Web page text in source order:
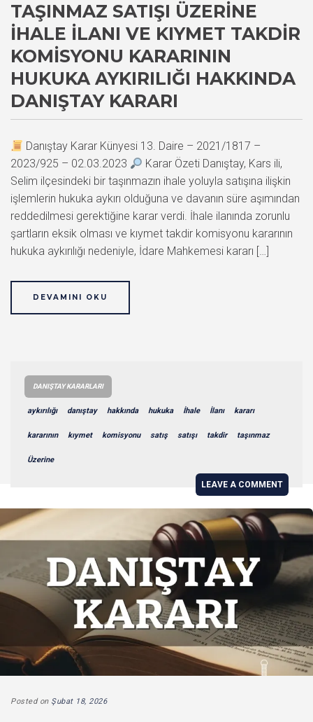
TAŞINMAZ SATIŞI ÜZERINE
İHALE İLANI VE KIYMET TAKDIR
KOMISYONU KARARININ
HUKUKA AYKIRILIĞI HAKKINDA
DANIŞTAY KARARI
Danıştay Karar Künyesi 13. Daire – 2021/1817 –
2023/925 – 02.03.2023
Karar Özeti Danıştay, Kars ili,
Selim ilçesindeki bir taşınmazın ihale yoluyla satışına ilişkin
işlemlerin hukuka aykırı olduğuna ve davanın süre aşımından
reddedilmesi gerektiğine karar verdi. İhale ilanında zorunlu
şartların eksik olması ve kıymet takdir komisyonu kararının
hukuka aykırılığı nedeniyle, İdare Mahkemesi kararı […]
DEVAMINI OKU
DANIŞTAY KARARLARI
aykırılığı danıştay hakkında hukuka İhale İlanı kararı
kararının kıymet komisyonu satış satışı takdir taşınmaz
Üzerine
LEAVE A COMMENT
Posted on Şubat 18, 2026